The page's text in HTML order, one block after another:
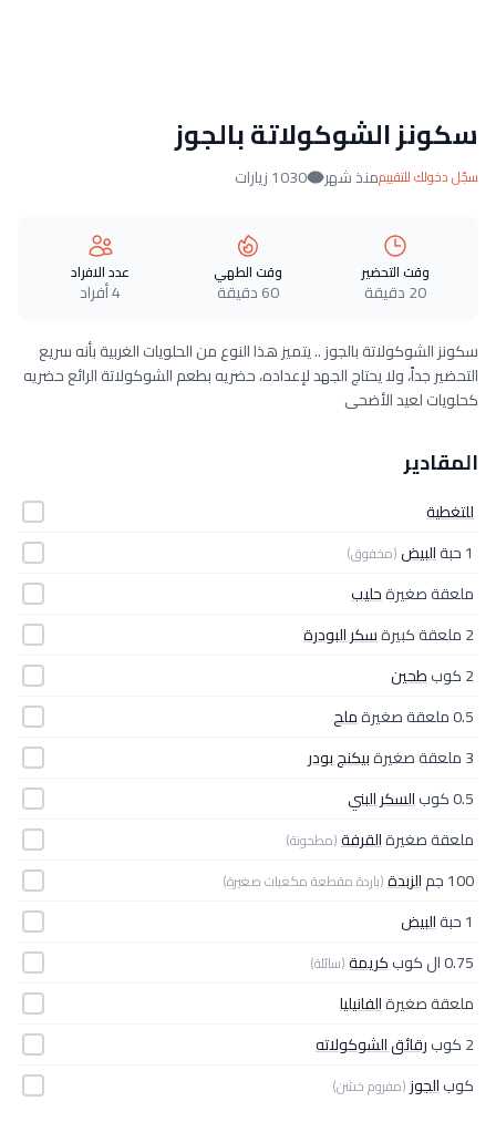
سكونز الشوكولاتة بالجوز
سجّل دخولك للتقييممنذ شهر 1030 زيارات
وقت التحضير
20 دقيقة
وقت الطهي
60 دقيقة
عدد الافراد
4 أفراد
سكونز الشوكولاتة بالجوز .. يتميز هذا النوع من الحلويات الغربية بأنه سريع
التحضير جداً، ولا يحتاج الجهد لإعداده، حضريه بطعم الشوكولاتة الرائع حضريه
كحلويات لعيد الأضحى
المقادير
للتغطية
1 حبة
البيض(مخفوق)
ملعقة صغيرةحليب
2 ملعقة كبيرة
سكر البودرة
2 كوب
طحين
0.5 ملعقة صغيرة
ملح
3 ملعقة صغيرة
بيكنج بودر
0.5 كوب
السكر البني
ملعقة صغيرةالقرفة(مطحونة)
100 جم الزبدة(باردة مقطعة مكعبات صغيرة)
1 حبة
البيض
0.75 ال كوب
كريمة(سائلة)
ملعقة صغيرةالفانيليا
2 كوب
رقائق الشوكولاته
كوبالجوز (مفروم خشن)